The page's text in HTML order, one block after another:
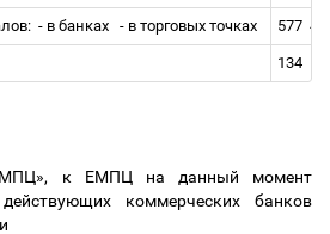
- в банках - в торговых точках 577
134
к ЕМПЦ на данный момент
коммерческих банков